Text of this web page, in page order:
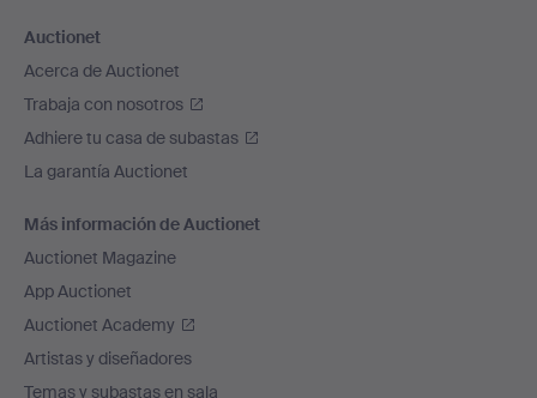
Auctionet
Acerca de Auctionet
Trabaja con nosotros
Adhiere tu casa de subastas
La garantía Auctionet
Más información de Auctionet
Auctionet Magazine
App Auctionet
Auctionet Academy
Artistas y diseñadores
Temas y subastas en sala